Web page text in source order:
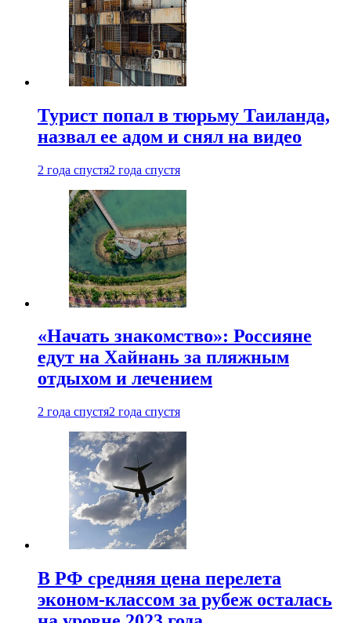
Турист попал в тюрьму Таиланда,
назвал ее адом и снял на видео
2 года спустя2 года спустя
«Начать знакомство»: Россияне
едут на Хайнань за пляжным
отдыхом и лечением
2 года спустя2 года спустя
В РФ средняя цена перелета
эконом-классом за рубеж осталась